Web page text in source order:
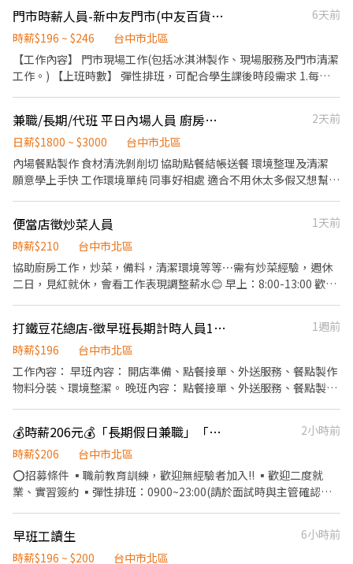
門市時薪人員-新中友門市(中友百貨B棟)
6天前
時薪$196 ~ $246
台中市北區
【工作內容】 門市現場工作(包括冰淇淋製作、現場服務及門市清潔
工作。) 【上班時數】 彈性排班，可配合學生課後時段需求 1.每週
學習訓練，來創造顧客無與倫比的冰淇淋體驗 1.新進學習訓練(教室
課程/實作課程訓練) 2.晉升訓練(時薪娛樂經理培訓課程) 【福利】
我們會依公司的經營成果，規劃員工福利讓夥伴和公司一起成長 1.
保險制度：勞保、健保、團保(意外險)、職災保險、退休金提撥6%
用冰淇淋、員工折扣、生日福利、三節禮金(品)、福委會福利
兼職/長期/代班 平日內場人員 廚房助手
2天前
日薪$1800 ~ $3000
台中市北區
內場餐點製作 食材清洗剝削切 協助點餐結帳送餐 環境整理及清潔
願意學上手快 工作環境單純 同事好相處 適合不用休太多假又想幫自
班) #有基本刀工即可(切菜腳)
便當店徵炒菜人員
1天前
時薪$210
台中市北區
協助廚房工作，炒菜，備料，清潔環境等等⋯需有炒菜經驗，週休
二日，見紅就休，會看工作表現調整薪水😊 早上：8:00-13:00 歡迎
打鐵豆花總店-徵早班長期計時人員1名（不缺暑假工）
1週前
時薪$196
台中市北區
工作內容： 早班內容： 開店準備、點餐接單、外送服務、餐點製作
物料分裝、環境整潔。 晚班內容： 點餐接單、外送服務、餐點製
車駕照及機車」。 每次外送出車有補貼。 2.面試審核時間為2-3個
工作天。 3.受訓期間有支付薪資。 4.可長期配合。
💰時薪206元💰「長期假日兼職」「壽司郎漢口路店」
2小時前
時薪$206
台中市北區
⭕招募條件 ▪職前教育訓練，歡迎無經驗者加入!! ▪歡迎二度就
業、實習簽約 ▪彈性排班：0900~23:00(請於面試時與主管確認班
理製作→提供餐點→餐具清洗→庫存盤點、出貨 等 ⭕獎金福利 ▪
生日禮券 ▪不定期活動競賽獎金 ▪一年4次考核及調薪 ▪加班費5
早班工讀生
6小時前
時薪$196 ~ $200
台中市北區